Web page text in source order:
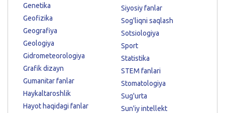
Genetika
Geofizika
Geografiya
Geologiya
Gidrometeorologiya
Grafik dizayn
Gumanitar fanlar
Haykaltaroshlik
Hayot haqidagi fanlar
Siyosiy fanlar
Sog'liqni saqlash
Sotsiologiya
Sport
Statistika
STEM fanlari
Stomatologiya
Sug'urta
Sun'iy intellekt